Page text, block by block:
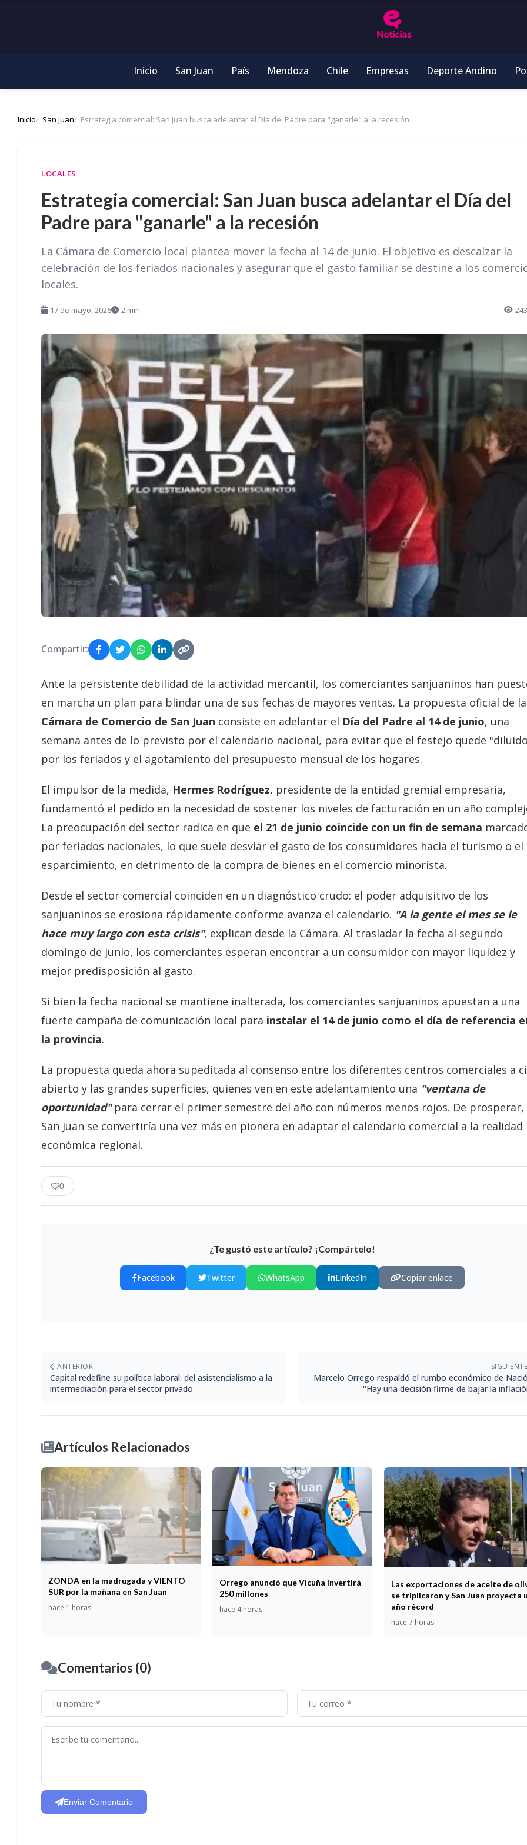
Inicio San Juan País Mendoza Chile Empresas Deporte Andino
Inicio San Juan Estrategia comercial: San Juan busca adelantar el Día del Padre para "ganarle" a la recesión
LOCALES
Estrategia comercial: San Juan busca adelantar el Día del
Padre para "ganarle" a la recesión
La Cámara de Comercio local plantea mover la fecha al 14 de junio. El objetivo es descalzar la
celebración de los feriados nacionales y asegurar que el gasto familiar se destine a los
locales.
17 de mayo, 2026 2 min 243
Compartir:
Ante la persistente debilidad de la actividad mercantil, los comerciantes sanjuaninos han
en marcha un plan para blindar una de sus fechas de mayores ventas. La propuesta oficial de la
Cámara de Comercio de San Juan consiste en adelantar el Día del Padre al 14 de junio, una
semana antes de lo previsto por el calendario nacional, para evitar que el festejo quede
por los feriados y el agotamiento del presupuesto mensual de los hogares.
El impulsor de la medida, Hermes Rodríguez, presidente de la entidad gremial empresaria,
fundamentó el pedido en la necesidad de sostener los niveles de facturación en un año
La preocupación del sector radica en que el 21 de junio coincide con un fin de semana
por feriados nacionales, lo que suele desviar el gasto de los consumidores hacia el turismo o el
esparcimiento, en detrimento de la compra de bienes en el comercio minorista.
Desde el sector comercial coinciden en un diagnóstico crudo: el poder adquisitivo de los
sanjuaninos se erosiona rápidamente conforme avanza el calendario. "A la gente el mes se le
hace muy largo con esta crisis", explican desde la Cámara. Al trasladar la fecha al segundo
domingo de junio, los comerciantes esperan encontrar a un consumidor con mayor liquidez y
mejor predisposición al gasto.
Si bien la fecha nacional se mantiene inalterada, los comerciantes sanjuaninos apuestan a una
fuerte campaña de comunicación local para instalar el 14 de junio como el día de referencia
la provincia.
La propuesta queda ahora supeditada al consenso entre los diferentes centros comerciales a
abierto y las grandes superficies, quienes ven en este adelantamiento una "ventana de
oportunidad"para cerrar el primer semestre del año con números menos rojos. De prosperar,
San Juan se convertiría una vez más en pionera en adaptar el calendario comercial a la realidad
económica regional.
0
¿Te gustó este artículo? ¡Compártelo!
Facebook Twitter WhatsApp LinkedIn Copiar enlace
ANTERIOR
Capital redefine su política laboral: del asistencialismo a la
intermediación para el sector privado
Marcelo Orrego respaldó el rumbo económico de
"Hay una decisión firme de bajar la
Artículos Relacionados
ZONDA en la madrugada y VIENTO
SUR por la mañana en San Juan
hace 1 horas
Orrego anunció que Vicuña invertirá
250 millones
hace 4 horas
Las exportaciones de aceite de
se triplicaron y San Juan proyecta
año récord
hace 7 horas
Comentarios (0)
Enviar Comentario